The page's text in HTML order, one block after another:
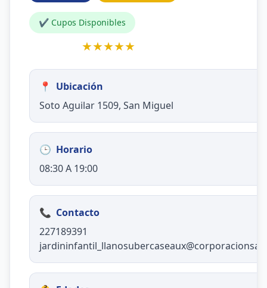
✔ Cupos Disponibles
★★★★★
📍
Ubicación
Soto Aguilar 1509, San Miguel
🕒 Horario
08:30 A 19:00
📞 Contacto
227189391